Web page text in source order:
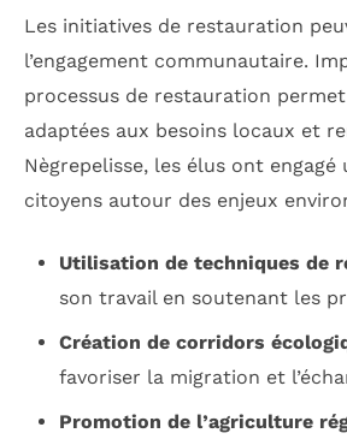
Les initiatives de restauration
l’engagement communautaire.
processus de restauration
adaptées aux besoins locaux et
Nègrepelisse, les élus ont
citoyens autour des enjeux
Utilisation de techniques de
son travail en soutenant les
Création de corridors
favoriser la migration et
Promotion de l’agriculture